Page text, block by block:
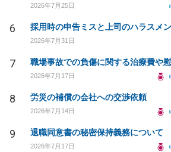
2026年7月25日
6
2026年7月31日
7
2026年7月17日
8 労災の補償の会社への交渉依頼
2026年7月14日
9 退職同意書の秘密保持義務について
2026年7月17日